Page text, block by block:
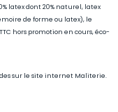
latex dont 20% naturel, latex
de forme ou latex), le
hors promotion en cours, éco-
sur le site internet Maliterie.